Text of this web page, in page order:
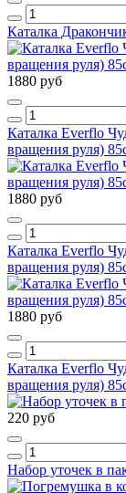
Каталка
1880 руб
Каталка Everflo
вращения руля)
1880 руб
Каталка Everflo
вращения руля)
1880 руб
Каталка Everflo
вращения руля)
220 руб
Набор уточек в